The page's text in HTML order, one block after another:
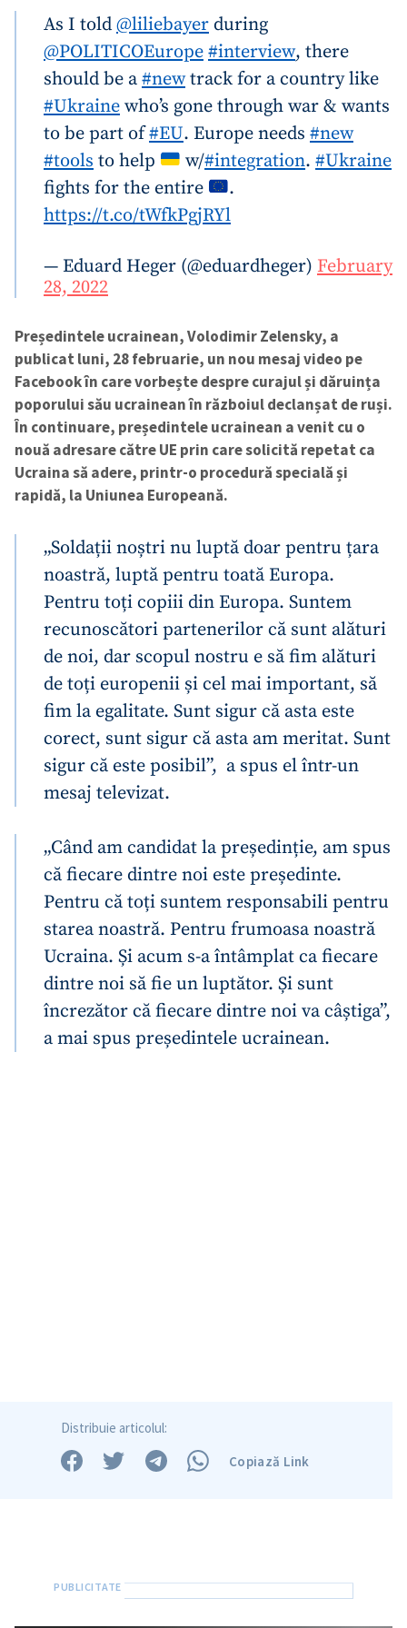
Trimite o informație
Despre ZdG
на русском
As I told@liliebayer during
@POLITICOEurope#interview, there
should be a#newtrack for a country like
#Ukrainewho’s gone through war & wants
to be part of#EU. Europe needs #new
#tools to help w/#integration.#Ukraine
fights for the entire
.
https://t.co/tWfkPgjRYl
— Eduard Heger (@eduardheger) February
28, 2022
Președintele ucrainean, Volodimir Zelensky, a
publicat luni, 28 februarie, un nou mesaj video pe
Facebook în care vorbește despre curajul și dăruința
poporului său ucrainean în războiul declanșat de ruși.
În continuare, președintele ucrainean a venit cu o
nouă adresare către UE prin care solicită repetat ca
Ucraina să adere, printr-o procedură specială și
rapidă, la Uniunea Europeană.
„Soldații noștri nu luptă doar pentru țara
noastră, luptă pentru toată Europa.
Pentru toți copiii din Europa. Suntem
recunoscători partenerilor că sunt alături
de noi, dar scopul nostru e să fim alături
de toți europenii și cel mai important, să
fim la egalitate. Sunt sigur că asta este
corect, sunt sigur că asta am meritat. Sunt
sigur că este posibil”, a spus el într-un
mesaj televizat.
„Când am candidat la președinție, am spus
că fiecare dintre noi este președinte.
Pentru că toți suntem responsabili pentru
starea noastră. Pentru frumoasa noastră
Ucraina. Și acum s-a întâmplat ca fiecare
dintre noi să fie un luptător. Și sunt
încrezător că fiecare dintre noi va câștiga”,
a mai spus președintele ucrainean.
Distribuie articolul:
Copiază Link